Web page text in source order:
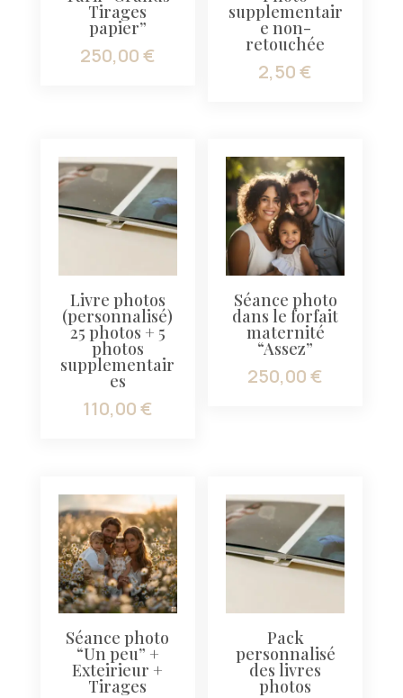
Tirages
papier”
250,00€
supplementair
e non-
retouchée
2,50€
Livre photos
(personnalisé)
25 photos + 5
photos
supplementair
es
110,00€
Séance photo
dans le forfait
maternité
“Assez”
250,00€
Séance photo
“Un peu” +
Exteirieur +
Tirages
Pack
personnalisé
des livres
photos